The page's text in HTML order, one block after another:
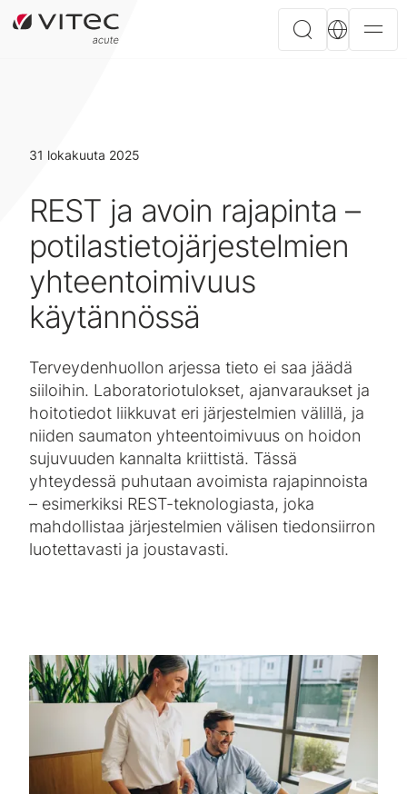
31 lokakuuta 2025
REST ja avoin rajapinta –
potilastietojärjestelmien
yhteentoimivuus
käytännössä
Terveydenhuollon arjessa tieto ei saa jäädä
siiloihin. Laboratoriotulokset, ajanvaraukset ja
hoitotiedot liikkuvat eri järjestelmien välillä, ja
niiden saumaton yhteentoimivuus on hoidon
sujuvuuden kannalta kriittistä. Tässä
yhteydessä puhutaan avoimista rajapinnoista
– esimerkiksi REST-teknologiasta, joka
mahdollistaa järjestelmien välisen tiedonsiirron
luotettavasti ja joustavasti.